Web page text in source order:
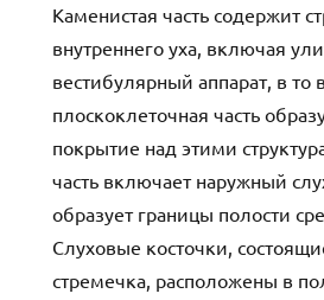
Каменистая часть содержит
внутреннего уха, включая
вестибулярный аппарат, в то
плоскоклеточная часть
покрытие над этими
часть включает наружный
образует границы полости
Слуховые косточки,
стремечка, расположены в